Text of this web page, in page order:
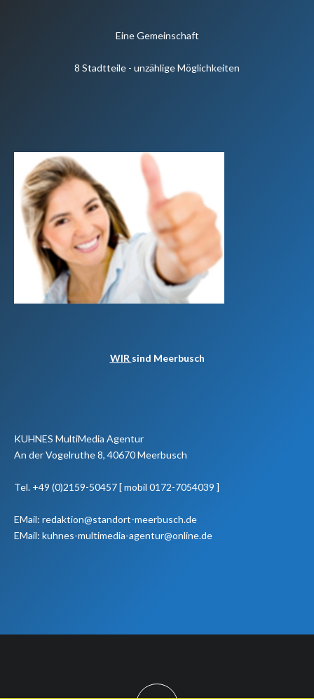
Eine Gemeinschaft
8 Stadtteile - unzählige Möglichkeiten
WIR sind Meerbusch
KUHNES MultiMedia Agentur
An der Vogelruthe 8, 40670 Meerbusch
Tel. +49 (0)2159-50457 [ mobil 0172-7054039 ]
EMail: redaktion@standort-meerbusch.de
EMail: kuhnes-multimedia-agentur@online.de